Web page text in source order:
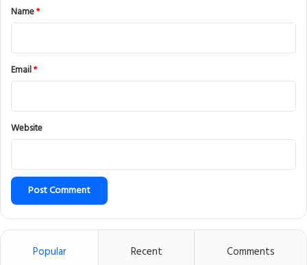
*
Name*
Email*
Website
Popular Recent Comments